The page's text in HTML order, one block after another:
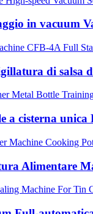
in vacuum
di salsa
a cisterna unica
Alimentare